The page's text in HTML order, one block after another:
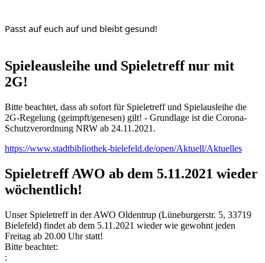
Passt auf euch auf und bleibt gesund!
Spieleausleihe und Spieletreff nur mit
2G!
Bitte beachtet, dass ab sofort für Spieletreff und Spielausleihe die
2G-Regelung (geimpft/genesen) gilt! - Grundlage ist die Corona-
Schutzverordnung NRW ab 24.11.2021.
https://www.stadtbibliothek-bielefeld.de/open/Aktuell/Aktuelles
Spieletreff AWO ab dem 5.11.2021 wieder
wöchentlich!
Unser Spieletreff in der AWO Oldentrup (Lüneburgerstr. 5, 33719
Bielefeld) findet ab dem 5.11.2021 wieder wie gewohnt jeden
Freitag ab 20.00 Uhr statt!
Bitte beachtet:
: